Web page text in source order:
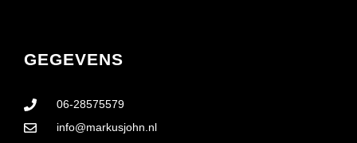
GEGEVENS
06-28575579
info@markusjohn.nl